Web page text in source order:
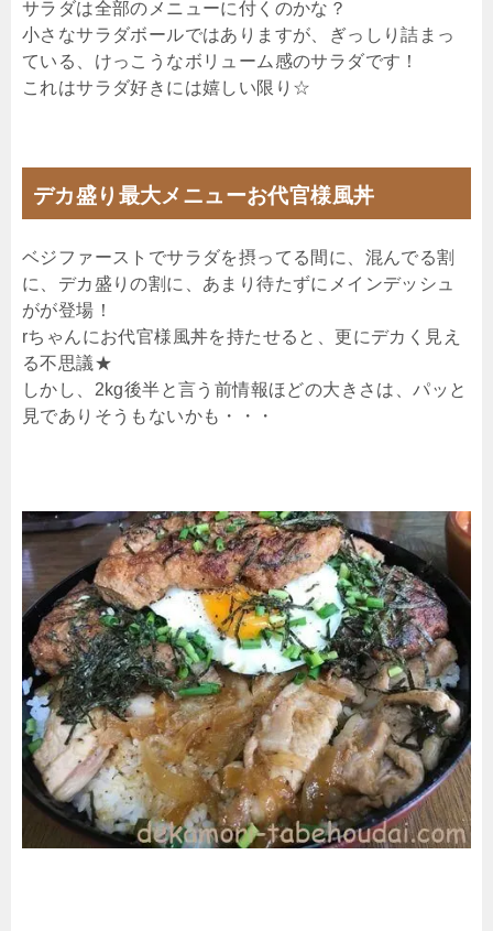
サラダは全部のメニューに付くのかな？
小さなサラダボールではありますが、ぎっしり詰まっ
ている、けっこうなボリューム感のサラダです！
これはサラダ好きには嬉しい限り☆
デカ盛り最大メニューお代官様風丼
ベジファーストでサラダを摂ってる間に、混んでる割
に、デカ盛りの割に、あまり待たずにメインデッシュ
がが登場！
rちゃんにお代官様風丼を持たせると、更にデカく見え
る不思議★
しかし、2kg後半と言う前情報ほどの大きさは、パッと
見でありそうもないかも・・・